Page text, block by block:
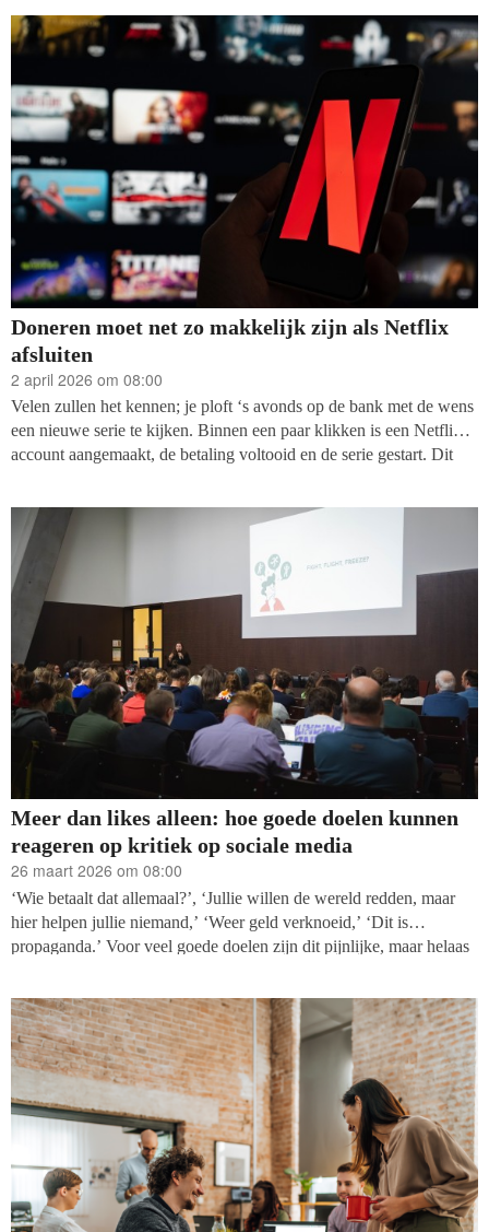
loyaliteit onder particuliere donateurs.
Doneren moet net zo makkelijk zijn als Netflix
afsluiten
2 april 2026 om 08:00
Velen zullen het kennen; je ploft ‘s avonds op de bank met de wens
een nieuwe serie te kijken. Binnen een paar klikken is een Netflix-
account aangemaakt, de betaling voltooid en de serie gestart. Dit
gemak en verwacht diezelfde soepele ervaring om te doneren.
Meer dan likes alleen: hoe goede doelen kunnen
reageren op kritiek op sociale media
26 maart 2026 om 08:00
‘Wie betaalt dat allemaal?’, ‘Jullie willen de wereld redden, maar
hier helpen jullie niemand,’ ‘Weer geld verknoeid,’ ‘Dit is
propaganda.’ Voor veel goede doelen zijn dit pijnlijke, maar helaas
omheen. Kanalen als Instagram, TikTok en Facebook zijn
onmisbaar geworden. Ze helpen om verhalen te delen,
betrokkenheid te creëren en fondsen te werven. Maar zichtbaarheid
roept ook reacties op. Soms kritisch, soms ongefilterd, soms ronduit